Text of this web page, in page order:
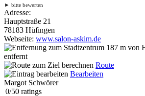
► bitte bewerten
Adresse:
Hauptstraße 21
78183 Hüfingen
Webseite: www.salon-askim.de
187 m von
entfernt
Route
Bearbeiten
Margot Schwörer
0/50 ratings